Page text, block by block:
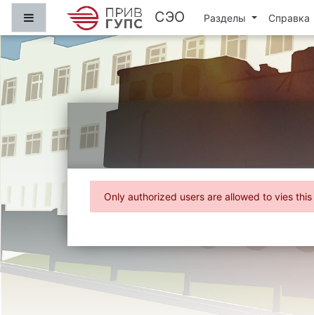
Skip to main content
Side panel СЭО Разделы Справка
Only authorized users are allowed to vies